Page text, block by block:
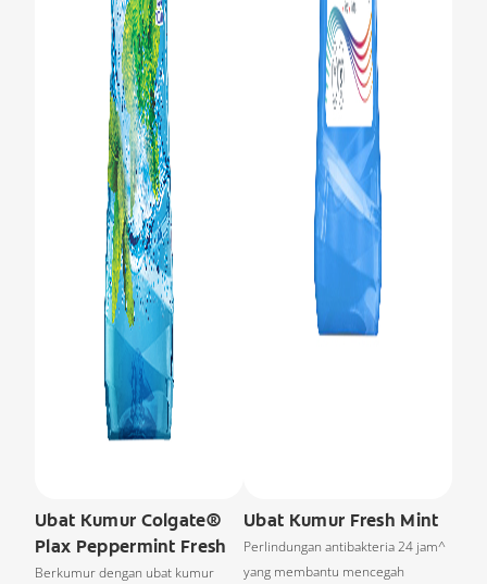
Ubat Kumur Colgate®
Plax Peppermint Fresh
Berkumur dengan ubat kumur
Ubat Kumur Fresh Mint
Perlindungan antibakteria 24 jam^
yang membantu mencegah